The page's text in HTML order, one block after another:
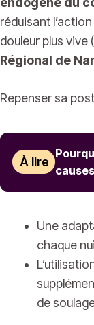
réduisant
douleur plus vive
Régional de
Repenser sa
À lire
Une
chaque
de